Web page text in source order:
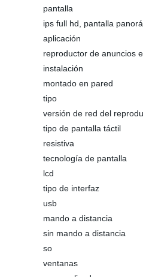
pantalla
ips full hd, pantalla
aplicación
reproductor de anuncios
instalación
montado en pared
tipo
versión de red del
tipo de pantalla táctil
resistiva
tecnología de pantalla
lcd
tipo de interfaz
usb
mando a distancia
sin mando a distancia
so
ventanas